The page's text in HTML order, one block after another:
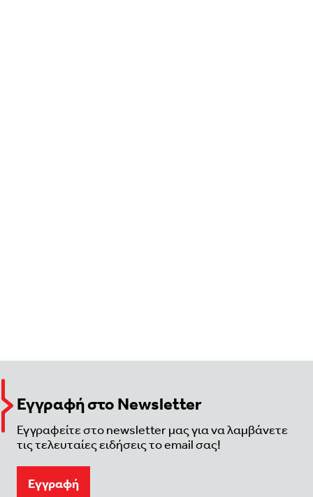
Εγγραφή στο Newsletter
Εγγραφείτε στο newsletter μας για να λαμβάνετε
τις τελευταίες ειδήσεις το email σας!
Eγγραφή